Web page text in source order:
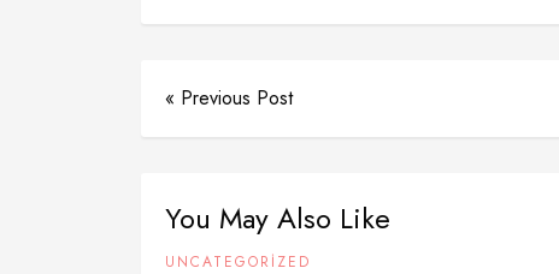
« Previous Post
You May Also Like
UNCATEGORIZED